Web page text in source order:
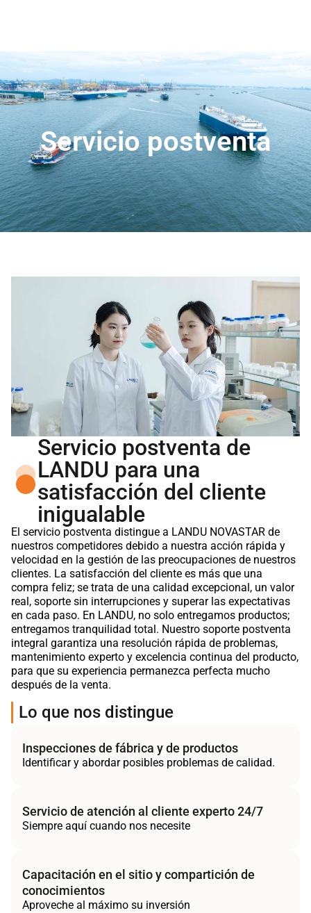
Servicio postventa
Servicio postventa de
LANDU para una
satisfacción del cliente
inigualable
El servicio postventa distingue a LANDU NOVASTAR de
nuestros competidores debido a nuestra acción rápida y
velocidad en la gestión de las preocupaciones de nuestros
clientes. La satisfacción del cliente es más que una
compra feliz; se trata de una calidad excepcional, un valor
real, soporte sin interrupciones y superar las expectativas
en cada paso. En LANDU, no solo entregamos productos;
entregamos tranquilidad total. Nuestro soporte postventa
integral garantiza una resolución rápida de problemas,
mantenimiento experto y excelencia continua del producto,
para que su experiencia permanezca perfecta mucho
después de la venta.
Lo que nos distingue
Inspecciones de fábrica y de productos
Identificar y abordar posibles problemas de calidad.
Servicio de atención al cliente experto 24/7
Siempre aquí cuando nos necesite
Capacitación en el sitio y compartición de
conocimientos
Aproveche al máximo su inversión